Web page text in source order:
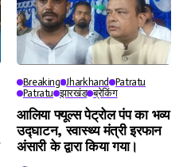
Breaking Jharkhand Patratu
Patratu झारखंड ब्रेकिंग
आलिया फ्यूल्स पेट्रोल पंप का भव्य
उद्घाटन, स्वास्थ्य मंत्री इरफान
अंसारी के द्वारा किया गया।